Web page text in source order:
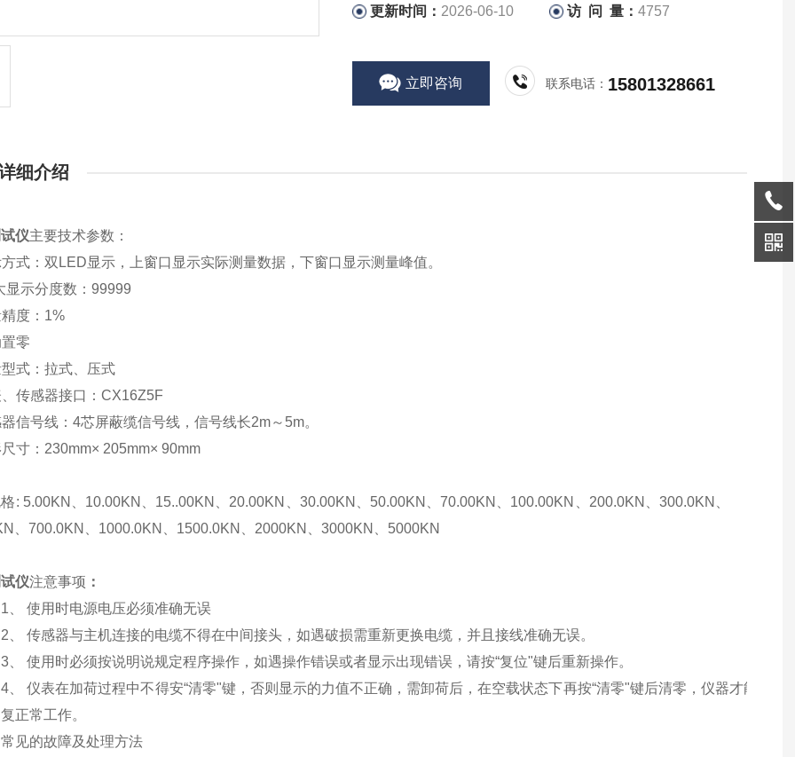
更新时间： 2026-06-10 访 问 量：4757
立即咨询 联系电话： 15801328661
细介绍
仪主要技术参数：
式：双LED显示，上窗口显示实际测量数据，下窗口显示测量峰值。
显示分度数：99999
度：1%
零
式：拉式、压式
传感器接口：CX16Z5F
信号线：4芯屏蔽缆信号线，信号线长2m～5m。
寸：230mm× 205mm×90mm
: 5.00KN
、10.00KN、15..00KN、20.00KN、30.00KN、50.00KN、70.00KN、100.00KN、200.0KN、300.0KN、
、700.0KN、1000.0KN、1500.0KN、2000KN、3000KN、5000KN
仪注意事项 ：
1、使用时电源电压必须准确无误
2、传感器与主机连接的电缆不得在中间接头，如遇破损需重新更换电缆，并且接线准确无误。
3、使用时必须按说明说规定程序操作，如遇操作错误或者显示出现错误，请按“复位"键后重新操作。
4、仪表在加荷过程中不得安“清零"键，否则显示的力值不正确，需卸荷后，在空载状态下再按“清零"键后清零，仪器才能恢
复正常工作。
常见的故障及处理方法